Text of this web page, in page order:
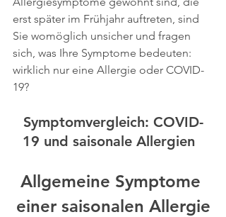
erst später im Frühjahr auftreten, sind
Sie womöglich unsicher und fragen
sich, was Ihre Symptome bedeuten:
wirklich nur eine Allergie oder COVID-
19?
Symptomvergleich: COVID-
19 und saisonale Allergien
Allgemeine Symptome
einer saisonalen Allergie